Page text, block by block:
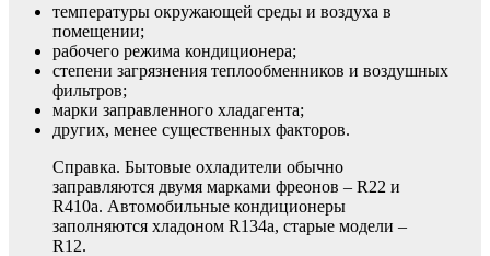
температуры окружающей среды и воздуха в
помещении;
рабочего режима кондиционера;
степени загрязнения теплообменников и воздушных
фильтров;
марки заправленного хладагента;
других, менее существенных факторов.
Справка. Бытовые охладители обычно
заправляются двумя марками фреонов – R22 и
R410a. Автомобильные кондиционеры
заполняются хладоном R134a, старые модели –
R12.